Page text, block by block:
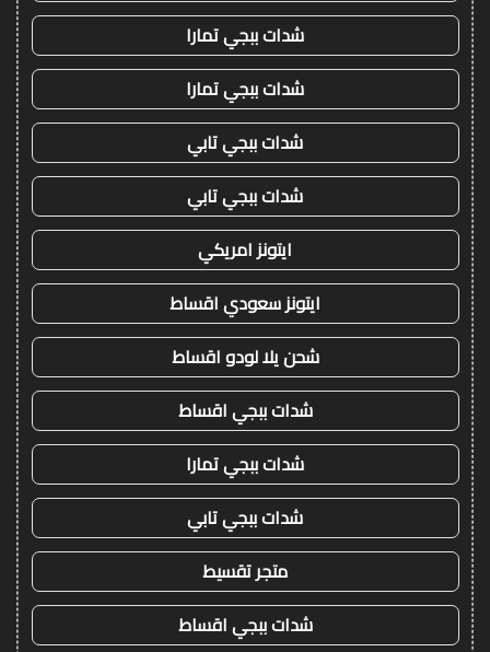
شدات ببجي تمارا
شدات ببجي تمارا
شدات ببجي تابي
شدات ببجي تابي
ايتونز امريكي
ايتونز سعودي اقساط
شحن يلا لودو اقساط
شدات ببجي اقساط
شدات ببجي تمارا
شدات ببجي تابي
متجر تقسيط
شدات ببجي اقساط